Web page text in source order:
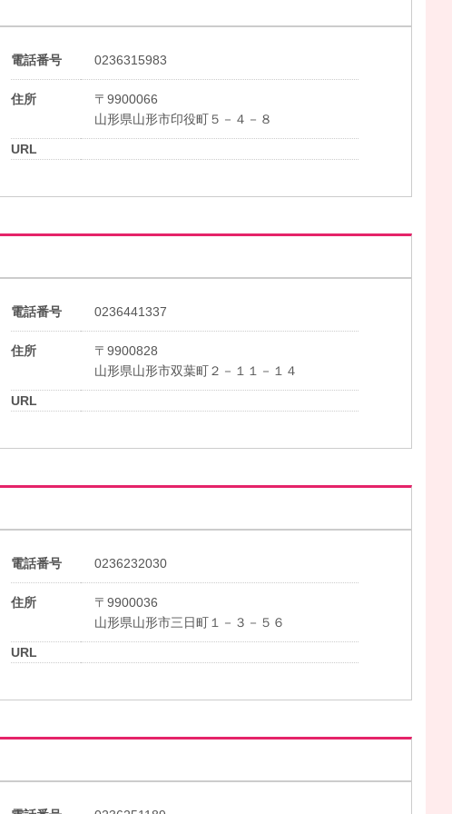
電話番号 0236315983
住所
〒9900066
山形県山形市印役町５－４－８
URL
電話番号 0236441337
住所
〒9900828
山形県山形市双葉町２－１１－１４
URL
電話番号 0236232030
住所
〒9900036
山形県山形市三日町１－３－５６
URL